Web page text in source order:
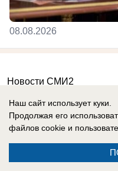
08.08.2026
Новости СМИ2
Реклама на сайте
Наш сайт использует куки.
Продолжая его
файлов cookie и